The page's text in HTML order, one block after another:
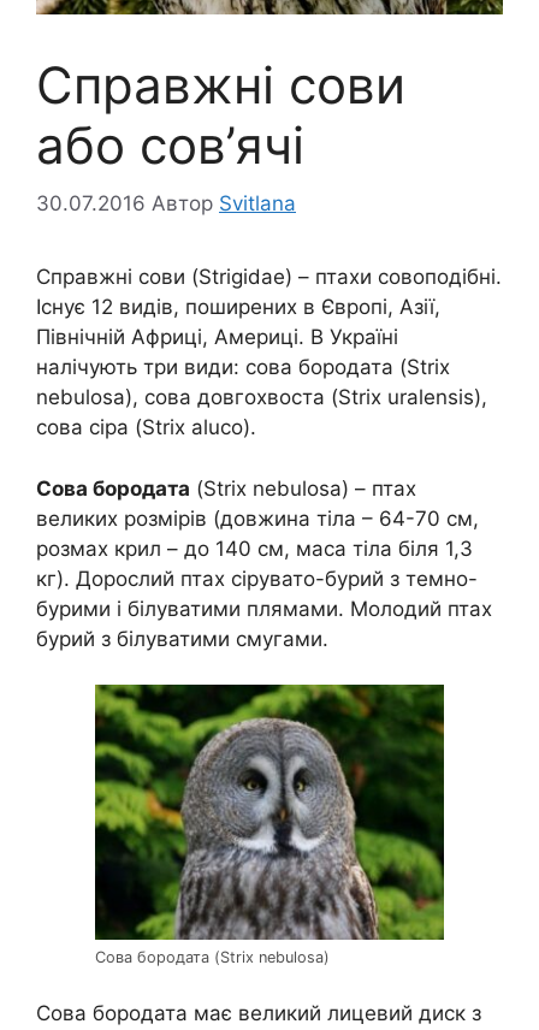
Справжні сови
або сов’ячі
30.07.2016 Автор Svitlana
Справжні сови (Strigidae) – птахи совоподібні.
Існує 12 видів, поширених в Європі, Азії,
Північній Африці, Америці. В Україні
налічують три види: сова бородата (Strix
nebulosa), сова довгохвоста (Strix uralensis),
сова сіра (Strix aluco).
Сова бородата (Strix nebulosa) – птах
великих розмірів (довжина тіла – 64-70 см,
розмах крил – до 140 см, маса тіла біля 1,3
кг). Дорослий птах сірувато-бурий з темно-
бурими і білуватими плямами. Молодий птах
бурий з білуватими смугами.
Сова бородата (Strix nebulosa)
Сова бородата має великий лицевий диск з